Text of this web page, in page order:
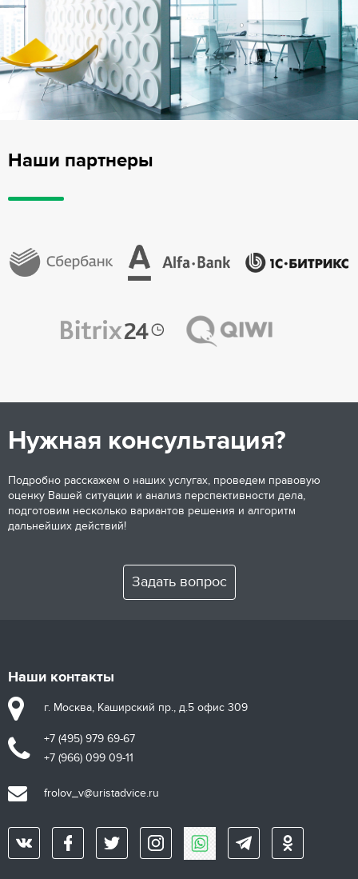
Наши партнеры
Нужная консультация?
Подробно расскажем о наших услугах, проведем правовую
оценку Вашей ситуации и анализ перспективности дела,
подготовим несколько вариантов решения и алгоритм
дальнейших действий!
Задать вопрос
Наши контакты
г. Москва, Каширский пр., д.5 офис 309
+7 (495) 979 69-67
+7 (966) 099 09-11
frolov_v@uristadvice.ru